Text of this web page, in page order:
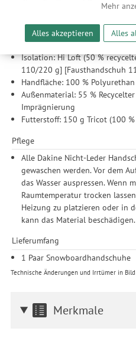
ermöglicht es uns, anhand
Werbeanzeigen für Sie
unserer Website
werden Ihre Daten auch an
weitergegeben. Die
Zwecke der Einbindung von
Durchführung von statistischer
Produktempfehlungen und
Informationen zu den
und der Speicherdauer finden
Einwilligung ist freiwillig, für die
erforderlich und gilt, bis sie
Einwilligung unter
Drittanbieter erteilen und
Mehr
Alles akzeptieren Alles
Material
Einsatz/Membran: Gore-Tex®
Isolation: Hi Loft (50 %
110/220 g] [Fausthandschuh
Handfläche: 100 % Polyurethan
Außenmaterial: 55 %
Imprägnierung
Futterstoff: 150 g Tricot (100
Pflege
Alle Dakine Nicht-Leder
gewaschen werden. Vor dem
das Wasser auspressen. Wenn
Raumtemperatur trocken
Heizung zu platzieren oder in
kann das Material beschädigen.
Lieferumfang
1 Paar Snowboardhandschuhe
Technische Änderungen und Irrtümer in
Merkmale